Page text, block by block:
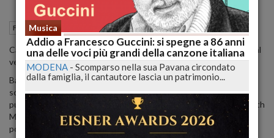
Fumetti 14 Aprile 2021 16:14
Cari #Lettori , la miniserie evento in 7 numeri Batman: Death Metal
verrà pubblicata in 13 paesi nel corso del 2021, a partire da marzo.
Batman: Death Metal, firmata dal dream team composto dallo
scrittore Scott Snyder e dal disegnatore Greg Capullo, è stata
pubblicata negli Stati Uniti a partire da giugno 2020. Batman: Death
Metal è il seguito della celebre serie del 2017 Batman: Metal, che
portò radicali cambiamenti all’Universo DC e fece conoscere ai
Musica
Addio a Francesco Guccini: si spegne a 86 anni
una delle voci più grandi della canzone italiana
MODENA - Scomparso nella sua Pavana circondato
dalla famiglia, il cantautore lascia un patrimonio...